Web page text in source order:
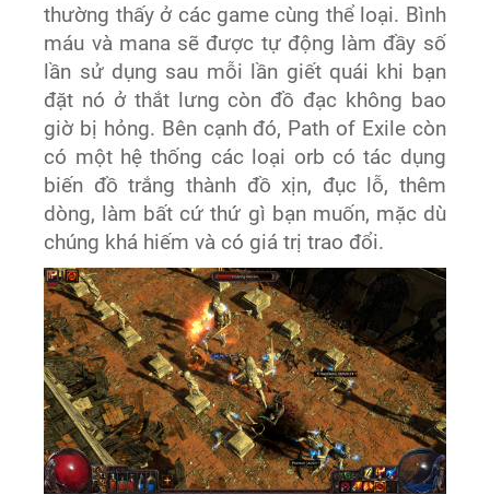
thường thấy ở các game cùng thể loại. Bình
máu và mana sẽ được tự động làm đầy số
lần sử dụng sau mỗi lần giết quái khi bạn
đặt nó ở thắt lưng còn đồ đạc không bao
giờ bị hỏng. Bên cạnh đó, Path of Exile còn
có một hệ thống các loại orb có tác dụng
biến đồ trắng thành đồ xịn, đục lỗ, thêm
dòng, làm bất cứ thứ gì bạn muốn, mặc dù
chúng khá hiếm và có giá trị trao đổi.